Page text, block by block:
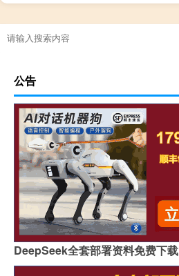
公告
DeepSeek全套部署资料免费下载